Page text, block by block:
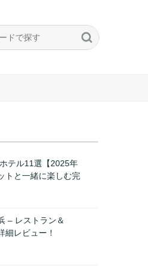
テル11選【2025年
トと一緒に楽しむ完
– レストラン＆
細レビュー！